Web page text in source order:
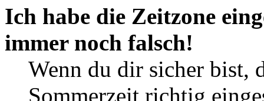
Ich habe die Zeitzone
immer noch falsch!
Wenn du dir sicher bist,
Sommerzeit richtig